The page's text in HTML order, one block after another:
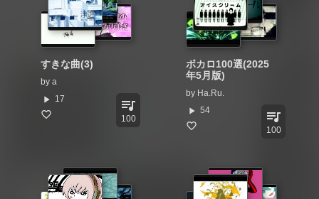
すきな曲(3)
by a
play_arrow 17 queue_music
100
ボカロ100選(2025
年5月版)
by Ha.Ru.
play_arrow 54 queue_music
100